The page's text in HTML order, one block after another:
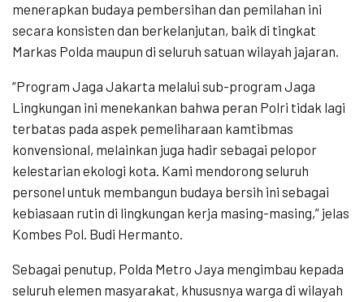
menerapkan budaya pembersihan dan pemilahan ini
secara konsisten dan berkelanjutan, baik di tingkat
Markas Polda maupun di seluruh satuan wilayah jajaran.
“Program Jaga Jakarta melalui sub-program Jaga
Lingkungan ini menekankan bahwa peran Polri tidak lagi
terbatas pada aspek pemeliharaan kamtibmas
konvensional, melainkan juga hadir sebagai pelopor
kelestarian ekologi kota. Kami mendorong seluruh
personel untuk membangun budaya bersih ini sebagai
kebiasaan rutin di lingkungan kerja masing-masing,” jelas
Kombes Pol. Budi Hermanto.
Sebagai penutup, Polda Metro Jaya mengimbau kepada
seluruh elemen masyarakat, khususnya warga di wilayah